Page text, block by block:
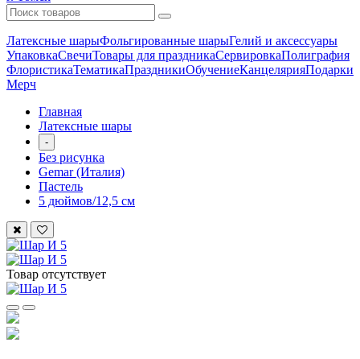
Латексные шарыФольгированные шарыГелий и аксессуары
УпаковкаСвечиТовары для праздникаСервировкаПолиграфия
ФлористикаТематикаПраздникиОбучениеКанцелярияПодарки
Мерч
Главная
Латексные шары
-
Без рисунка
Gemar (Италия)
Пастель
5 дюймов/12,5 см
Товар отсутствует